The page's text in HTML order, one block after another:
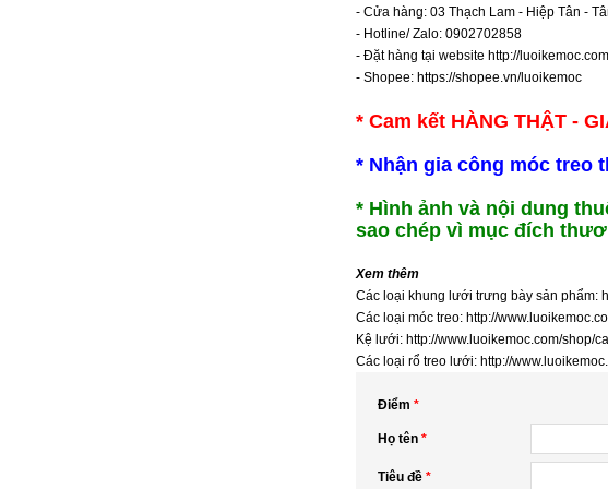
- Cửa hàng: 03 Thạch Lam - Hiệp Tân -
- Hotline/ Zalo: 0902702858
- Đặt hàng tại website http://luoikemoc.com
- Shopee: https://shopee.vn/luoikemoc
* Cam kết HÀNG THẬT -
* Nhận gia công móc treo
* Hình ảnh và nội dung
sao chép vì mục đích
Xem thêm
Các loại khung lưới trưng bày sản phẩm:
Các loại móc treo: http://
Kệ lưới: http://www.luoikemoc.com/shop/
Các loại rổ treo lưới: http://
Điểm *
Họ tên *
Tiêu đề *